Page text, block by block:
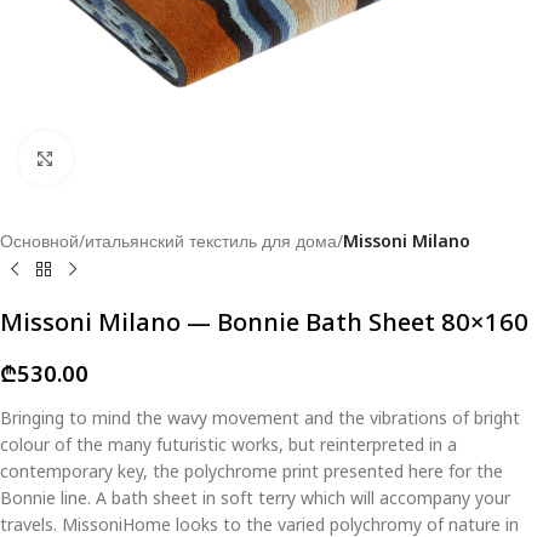
Основной итальянский текстиль для дома Missoni Milano
Missoni Milano — Bonnie Bath Sheet 80×160
₾530.00
Bringing to mind the wavy movement and the vibrations of bright
colour of the many futuristic works, but reinterpreted in a
contemporary key, the polychrome print presented here for the
Bonnie line. A bath sheet in soft terry which will accompany your
travels. MissoniHome looks to the varied polychromy of nature in